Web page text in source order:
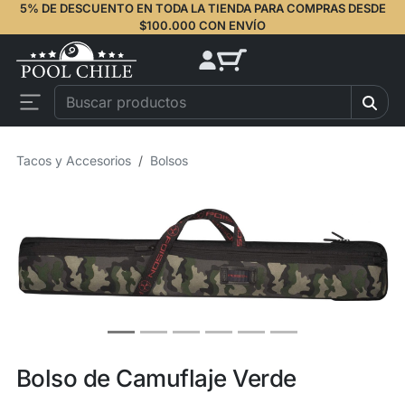
5% DE DESCUENTO EN TODA LA TIENDA PARA COMPRAS DESDE
$100.000 CON ENVÍO
Tacos y Accesorios Bolsos
Bolso de Camuflaje Verde